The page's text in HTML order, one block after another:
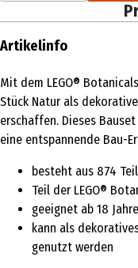
Artikelinfo
Mit dem LEGO®
Stück Natur als
erschaffen. Dieses
eine entspannende Bau-
besteht aus 874
Teil der LEGO®
geeignet ab 18
kann als
genutzt werden